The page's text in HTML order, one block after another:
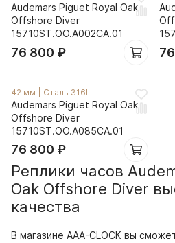
Audemars Piguet Royal Oak
Offshore Diver
15710ST.OO.A002CA.01
76 800 ₽
42 мм Сталь 316L
Audemars Piguet Royal Oak
Offshore Diver
15710ST.OO.A085CA.01
76 800 ₽
Реплики часов
Oak Offshore Diver
качества
В магазине AAA-CLOCK вы